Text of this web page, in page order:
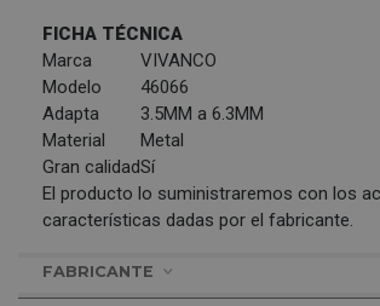
FICHA TÉCNICA
Marca
VIVANCO
Modelo
46066
Adapta
3.5MM a 6.3MM
Material
Metal
Gran calidadSí
El producto lo suministraremos con los
características dadas por el fabricante.
FABRICANTE